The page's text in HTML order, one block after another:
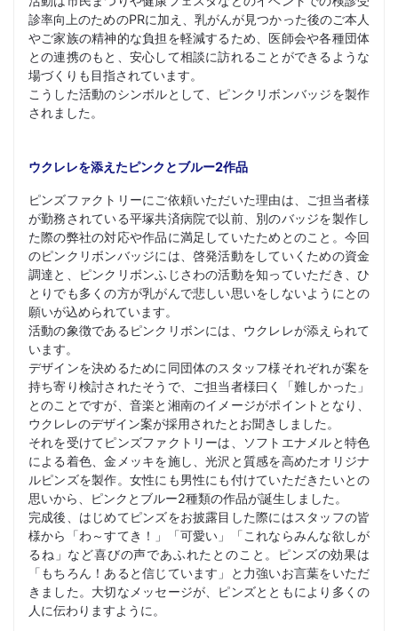
診率向上のためのPRに加え、乳がんが見つかった後のご本人
やご家族の精神的な負担を軽減するため、医師会や各種団体
との連携のもと、安心して相談に訪れることができるような
場づくりも目指されています。
こうした活動のシンボルとして、ピンクリボンバッジを製作
されました。
ウクレレを添えたピンクとブルー2作品
ピンズファクトリーにご依頼いただいた理由は、ご担当者様
が勤務されている平塚共済病院で以前、別のバッジを製作し
た際の弊社の対応や作品に満足していたためとのこと。今回
のピンクリボンバッジには、啓発活動をしていくための資金
調達と、ピンクリボンふじさわの活動を知っていただき、ひ
とりでも多くの方が乳がんで悲しい思いをしないようにとの
願いが込められています。
活動の象徴であるピンクリボンには、ウクレレが添えられて
います。
デザインを決めるために同団体のスタッフ様それぞれが案を
持ち寄り検討されたそうで、ご担当者様曰く「難しかった」
とのことですが、音楽と湘南のイメージがポイントとなり、
ウクレレのデザイン案が採用されたとお聞きしました。
それを受けてピンズファクトリーは、ソフトエナメルと特色
による着色、金メッキを施し、光沢と質感を高めたオリジナ
ルピンズを製作。女性にも男性にも付けていただきたいとの
思いから、ピンクとブルー2種類の作品が誕生しました。
完成後、はじめてピンズをお披露目した際にはスタッフの皆
様から「わ～すてき！」「可愛い」「これならみんな欲しが
るね」など喜びの声であふれたとのこと。ピンズの効果は
「もちろん！あると信じています」と力強いお言葉をいただ
きました。大切なメッセージが、ピンズとともにより多くの
人に伝わりますように。